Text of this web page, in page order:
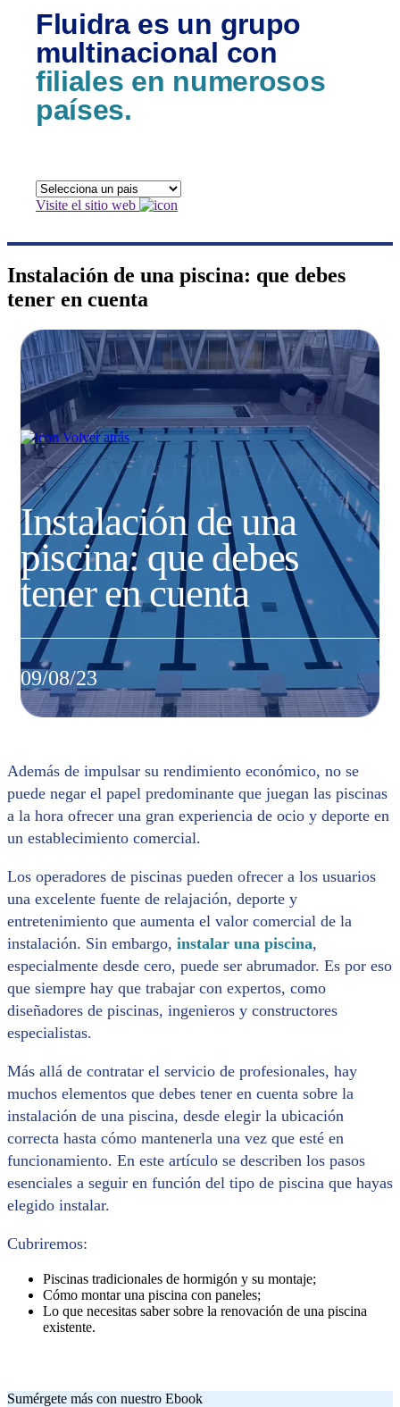
Fluidra es un grupo
multinacional con
filiales en numerosos
países.
Visite el sitio web
Instalación de una piscina: que debes
tener en cuenta
Volver atrás
Instalación de una
piscina: que debes
tener en cuenta
09/08/23
Además de impulsar su rendimiento económico, no se
puede negar el papel predominante que juegan las piscinas
a la hora ofrecer una gran experiencia de ocio y deporte en
un establecimiento comercial.
Los operadores de piscinas pueden ofrecer a los usuarios
una excelente fuente de relajación, deporte y
entretenimiento que aumenta el valor comercial de la
instalación. Sin embargo, instalar una piscina,
especialmente desde cero, puede ser abrumador. Es por eso
que siempre hay que trabajar con expertos, como
diseñadores de piscinas, ingenieros y constructores
especialistas.
Más allá de contratar el servicio de profesionales, hay
muchos elementos que debes tener en cuenta sobre la
instalación de una piscina, desde elegir la ubicación
correcta hasta cómo mantenerla una vez que esté en
funcionamiento. En este artículo se describen los pasos
esenciales a seguir en función del tipo de piscina que hayas
elegido instalar.
Cubriremos:
Piscinas tradicionales de hormigón y su montaje;
Cómo montar una piscina con paneles;
Lo que necesitas saber sobre la renovación de una piscina
existente.
Sumérgete más con nuestro Ebook